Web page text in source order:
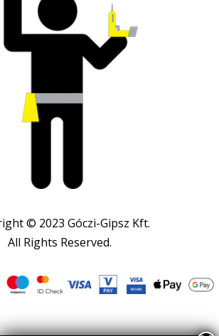
© 2023 Góczi-Gipsz Kft.
All Rights Reserved.